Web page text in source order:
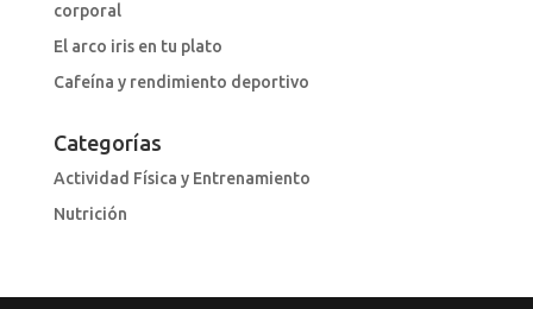
corporal
El arco iris en tu plato
Cafeína y rendimiento deportivo
Categorías
Actividad Física y Entrenamiento
Nutrición